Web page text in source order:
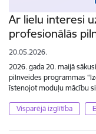
Ar lielu interesi
profesionālās
20.05.2026.
2026. gada 20. maijā
pilnveides programmas
īstenojot moduļu mācību
Visparējā izglītība